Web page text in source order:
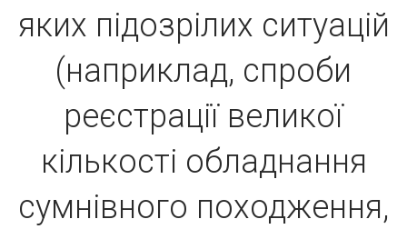
яких підозрілих ситуацій
(наприклад, спроби
реєстрації великої
кількості обладнання
сумнівного походження,